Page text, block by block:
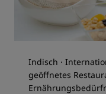
Indisch ·
geöffnetes